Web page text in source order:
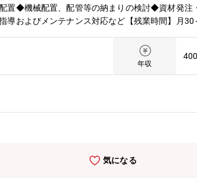
置◆機械配置、配管等の納まりの検討◆資材発
およびメンテナンス対応など【残業時間】月30
年収
気になる